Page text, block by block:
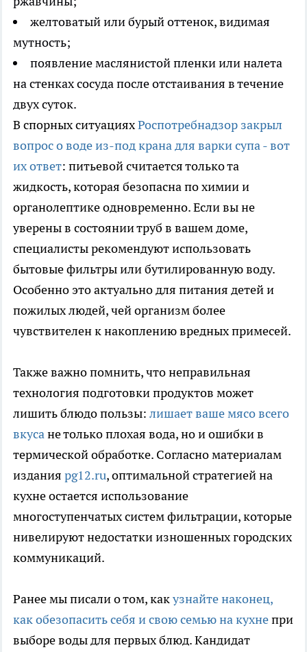
желтоватый или бурый оттенок, видимая
мутность;
появление маслянистой пленки или налета
на стенках сосуда после отстаивания в течение
двух суток.
В спорных ситуацияхРоспотребнадзор закрыл
вопрос о воде из-под крана для варки супа - вот
их ответ: питьевой считается только та
жидкость, которая безопасна по химии и
органолептике одновременно. Если вы не
уверены в состоянии труб в вашем доме,
специалисты рекомендуют использовать
бытовые фильтры или бутилированную воду.
Особенно это актуально для питания детей и
пожилых людей, чей организм более
чувствителен к накоплению вредных примесей.
Также важно помнить, что неправильная
технология подготовки продуктов может
лишить блюдо пользы: лишает ваше мясо всего
вкусане только плохая вода, но и ошибки в
термической обработке. Согласно материалам
издания pg12.ru, оптимальной стратегией на
кухне остается использование
многоступенчатых систем фильтрации, которые
нивелируют недостатки изношенных городских
коммуникаций.
Ранее мы писали о том, какузнайте наконец,
как обезопасить себя и свою семью на кухнепри
выборе воды для первых блюд. Кандидат